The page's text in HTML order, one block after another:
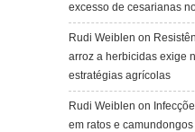
excesso de cesarianas
Rudi Weiblen on
arroz a herbicidas exige
estratégias agrícolas
Rudi Weiblen on
em ratos e